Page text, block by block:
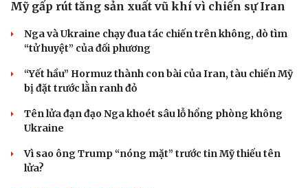
Mỹ gấp rút tăng sản xuất vũ khí vì chiến sự Iran
Nga và Ukraine chạy đua tác chiến trên không, dò tìm
“tử huyệt” của đối phương
“Yết hầu” Hormuz thành con bài của Iran, tàu chiến Mỹ
bị đặt trước lằn ranh đỏ
Tên lửa đạn đạo Nga khoét sâu lỗ hổng phòng không
Ukraine
Vì sao ông Trump “nóng mặt” trước tin Mỹ thiếu tên
lửa?